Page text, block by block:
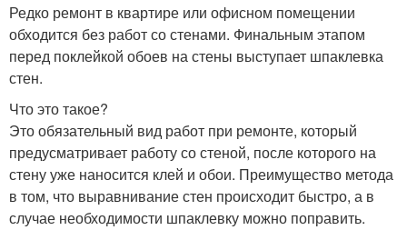
Редко ремонт в квартире или офисном помещении
обходится без работ со стенами. Финальным этапом
перед поклейкой обоев на стены выступает шпаклевка
стен.
Что это такое?
Это обязательный вид работ при ремонте, который
предусматривает работу со стеной, после которого на
стену уже наносится клей и обои. Преимущество метода
в том, что выравнивание стен происходит быстро, а в
случае необходимости шпаклевку можно поправить.